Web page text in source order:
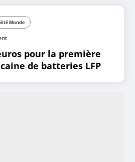
Monde
pour la première
de batteries LFP